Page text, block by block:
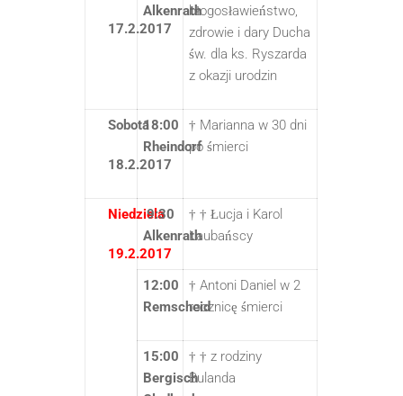
17.2.2017
Alkenrathbłogosławieństwo,
zdrowie i dary Ducha
św. dla ks. Ryszarda
z okazji urodzin
Sobota
18.2.2017
18:00
Rheindorf
† Marianna w 30 dni
po śmierci
Niedziela
19.2.2017
9:30
Alkenrath
† † Łucja i Karol
Laubańscy
12:00
Remscheid
† Antoni Daniel w 2
rocznicę śmierci
15:00
Bergisch
† † z rodziny
Bulanda